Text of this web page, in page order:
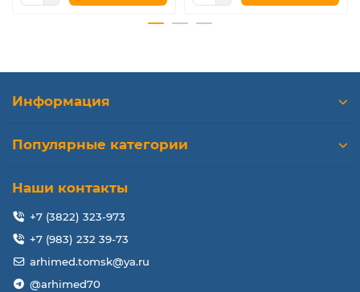
Информация
Популярные категории
Наши контакты
+7 (3822) 323-973
+7 (983) 232 39-73
arhimed.tomsk@ya.ru
@arhimed70